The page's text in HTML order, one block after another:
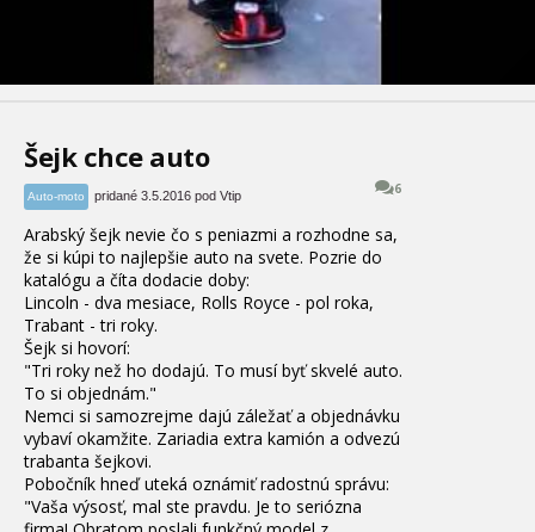
Šejk chce auto
6
Auto-moto pridané 3.5.2016 pod Vtip
Arabský šejk nevie čo s peniazmi a rozhodne sa,
že si kúpito najlepšie auto na svete. Pozrie do
katalógu a číta dodacie doby:
Lincoln - dva mesiace, Rolls Royce - pol roka,
Trabant -tri roky.
Šejk si hovorí:
"Tri roky než ho dodajú. To musí byťskvelé auto.
To si objednám."
Nemci si samozrejme dajú záležaťa objednávku
vybavíokamžite. Zariadia extra kamión a odvezú
trabanta šejkovi.
Pobočník hneďuteká oznámiťradostnú správu:
"Vaša výsosť, mal ste pravdu. Jeto seriózna